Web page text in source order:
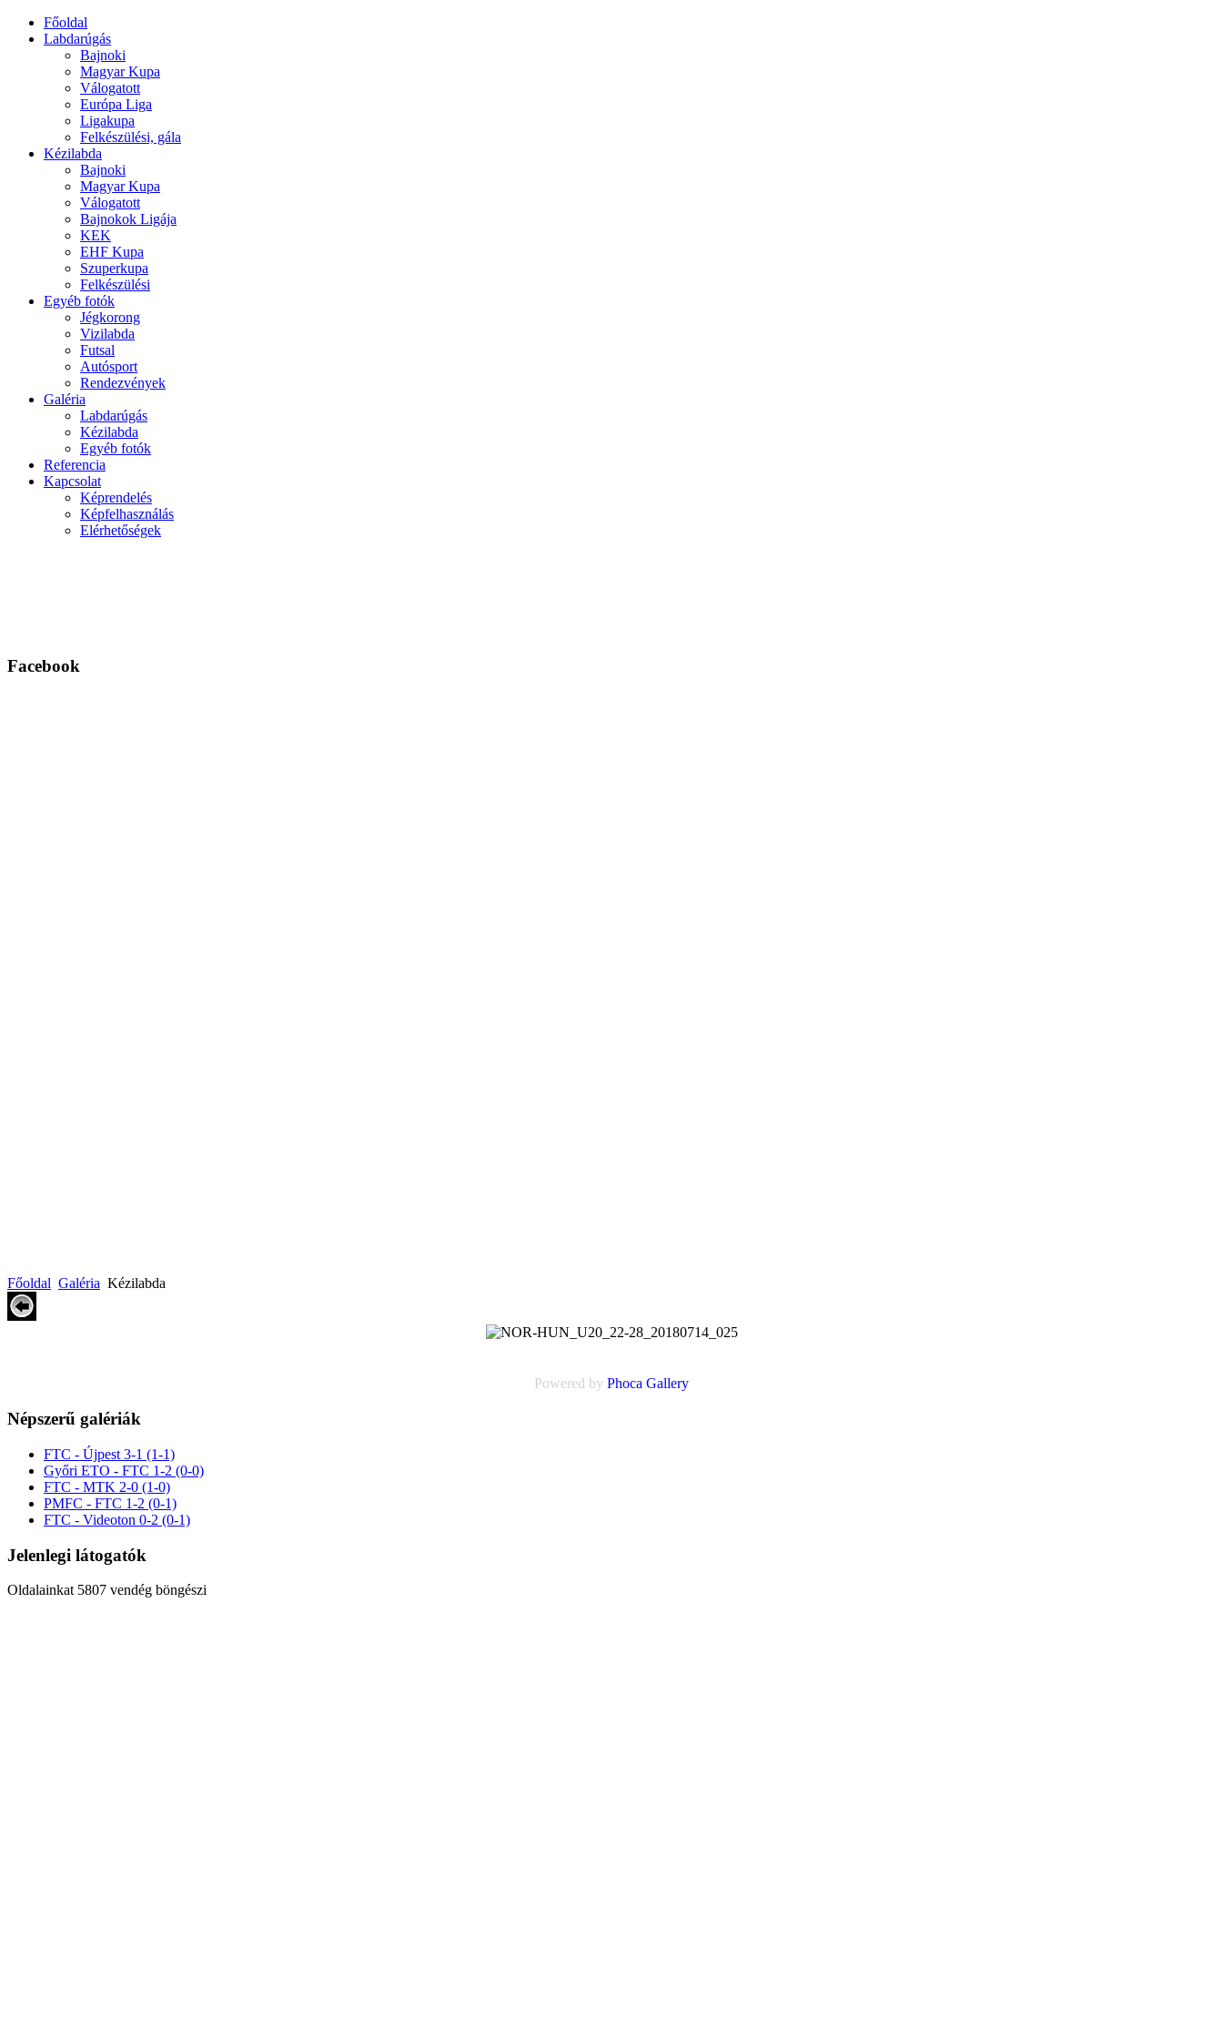
Főoldal
Labdarúgás
Bajnoki
Magyar Kupa
Válogatott
Európa Liga
Ligakupa
Felkészülési, gála
Kézilabda
Bajnoki
Magyar Kupa
Válogatott
Bajnokok Ligája
KEK
EHF Kupa
Szuperkupa
Felkészülési
Egyéb fotók
Jégkorong
Vizilabda
Futsal
Autósport
Rendezvények
Galéria
Labdarúgás
Kézilabda
Egyéb fotók
Referencia
Kapcsolat
Képrendelés
Képfelhasználás
Elérhetőségek
Facebook
Főoldal Galéria Kézilabda
Powered by Phoca Gallery
Népszerű galériák
FTC - Újpest 3-1 (1-1)
Győri ETO - FTC 1-2 (0-0)
FTC - MTK 2-0 (1-0)
PMFC - FTC 1-2 (0-1)
FTC - Videoton 0-2 (0-1)
Jelenlegi látogatók
Oldalainkat 5807 vendég böngészi